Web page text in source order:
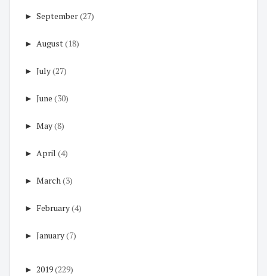
► September(27)
► August(18)
► July(27)
► June (30)
► May(8)
► April (4)
► March(3)
► February(4)
► January(7)
► 2019(229)